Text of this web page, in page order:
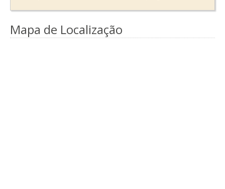
Mapa de Localização